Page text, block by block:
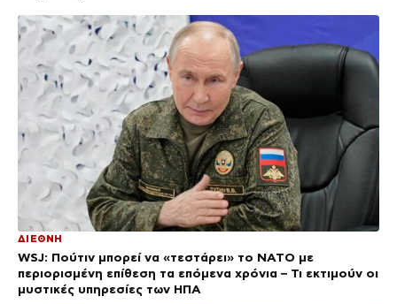
ΔΙΕΘΝΗ
WSJ: Πούτιν μπορεί να «τεστάρει» το ΝΑΤΟ με
περιορισμένη επίθεση τα επόμενα χρόνια – Τι εκτιμούν οι
μυστικές υπηρεσίες των ΗΠΑ